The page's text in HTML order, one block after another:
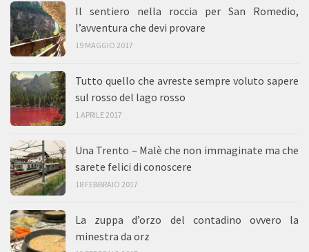
Il sentiero nella roccia per San Romedio,
l’avventura che devi provare
19 MAGGIO 2017
Tutto quello che avreste sempre voluto sapere
sul rosso del lago rosso
1 APRILE 2017
Una Trento – Malè che non immaginate ma che
sarete felici di conoscere
18 FEBBRAIO 2017
La zuppa d’orzo del contadino ovvero la
minestra da orz